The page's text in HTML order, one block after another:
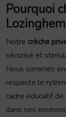
Pourquoi
Notre crèche
sécurisé et
Nous sommes
respecte le
cadre éducatif
dans ses